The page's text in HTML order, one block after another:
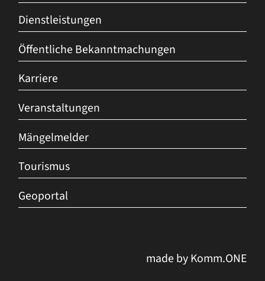
Dienstleistungen
Öffentliche Bekanntmachungen
Karriere
Veranstaltungen
Mängelmelder
Tourismus
Geoportal
made byKomm.ONE